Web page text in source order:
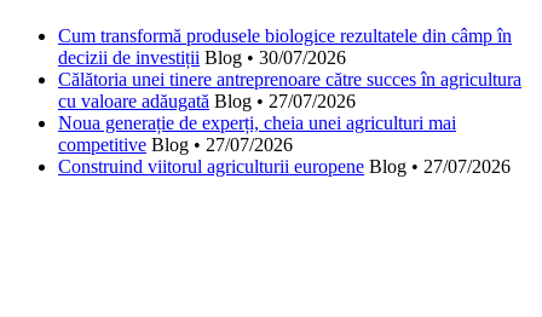
Cum transformă produsele biologice rezultatele din câmp în
decizii de investiții Blog • 30/07/2026
Călătoria unei tinere antreprenoare către succes în agricultura
cu valoare adăugată Blog • 27/07/2026
Noua generație de experți, cheia unei agriculturi mai
competitive Blog • 27/07/2026
Construind viitorul agriculturii europene Blog • 27/07/2026